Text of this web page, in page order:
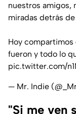
nuestros amigos,
miradas detrás
Hoy
fueron y todo lo
pic.twitter.com/
— Mr. Indie
"Si me ven